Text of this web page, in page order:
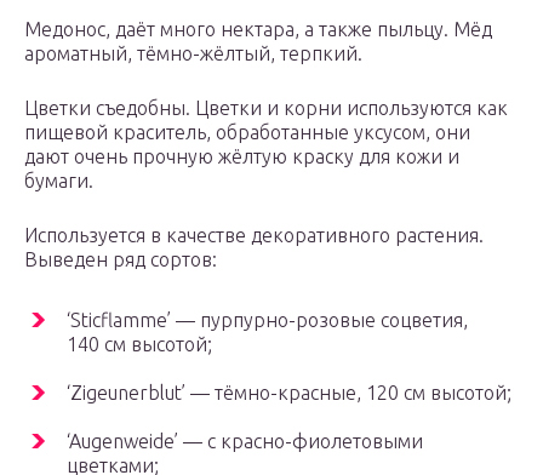
Медонос, даёт много нектара, а также пыльцу. Мёд
ароматный, тёмно-жёлтый, терпкий.
Цветки съедобны. Цветки и корни используются как
пищевой краситель, обработанные уксусом, они
дают очень прочную жёлтую краску для кожи и
бумаги.
Используется в качестве декоративного растения.
Выведен ряд сортов:
‘Sticflamme’ — пурпурно-розовые соцветия,
140 см высотой;
‘Zigeunerblut’ — тёмно-красные, 120 см высотой;
‘Augenweide’ — с красно-фиолетовыми
цветками;